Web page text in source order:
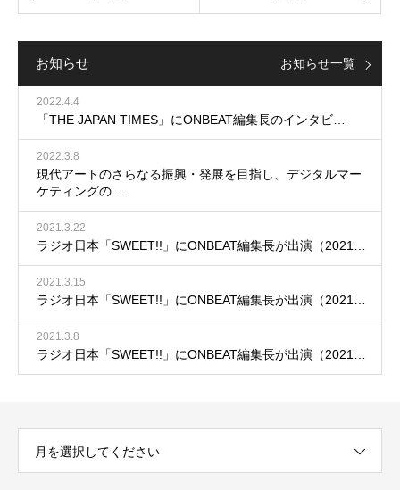
お知らせ
2022.4.4
「THE JAPAN TIMES」にONBEAT編集長のインタビ…
2022.3.8
現代アートのさらなる振興・発展を目指し、デジタルマー
ケティングの…
2021.3.22
ラジオ日本「SWEET!!」にONBEAT編集長が出演（2021…
2021.3.15
ラジオ日本「SWEET!!」にONBEAT編集長が出演（2021…
2021.3.8
ラジオ日本「SWEET!!」にONBEAT編集長が出演（2021…
お知らせ一覧
月を選択してください